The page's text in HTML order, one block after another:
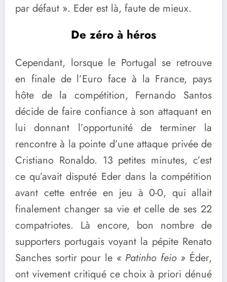
par défaut ». Eder est là, faute de mieux.
De zéro à héros
Cependant, lorsque le Portugal se retrouve
en finale de l’Euro face à la France, pays
hôte de la compétition, Fernando Santos
décide de faire confiance à son attaquant en
lui donnant l’opportunité de terminer la
rencontre à la pointe d’une attaque privée de
Cristiano Ronaldo. 13 petites minutes, c’est
ce qu’avait disputé Eder dans la compétition
avant cette entrée en jeu à 0-0, qui allait
finalement changer sa vie et celle de ses 22
compatriotes. Là encore, bon nombre de
supporters portugais voyant la pépite Renato
Sanches sortir pour le « Patinho feio » Éder,
ont vivement critiqué ce choix à priori dénué